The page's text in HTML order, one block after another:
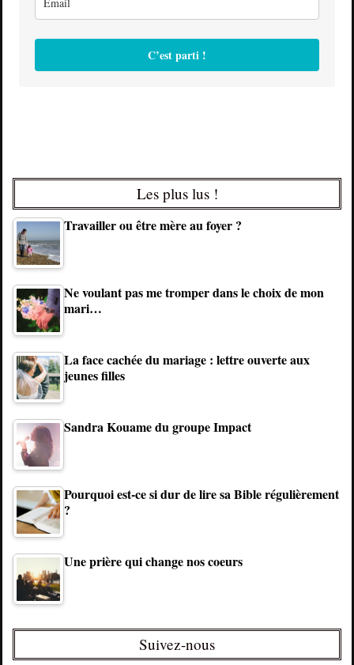
C’est parti !
Les plus lus !
Travailler ou être mère au foyer ?
Ne voulant pas me tromper dans le choix de mon
mari…
La face cachée du mariage : lettre ouverte aux
jeunes filles
Sandra Kouame du groupe Impact
Pourquoi est-ce si dur de lire sa Bible régulièrement
?
Une prière qui change nos coeurs
Suivez-nous